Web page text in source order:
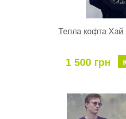
Тепла кофта Хай
1 500 грн